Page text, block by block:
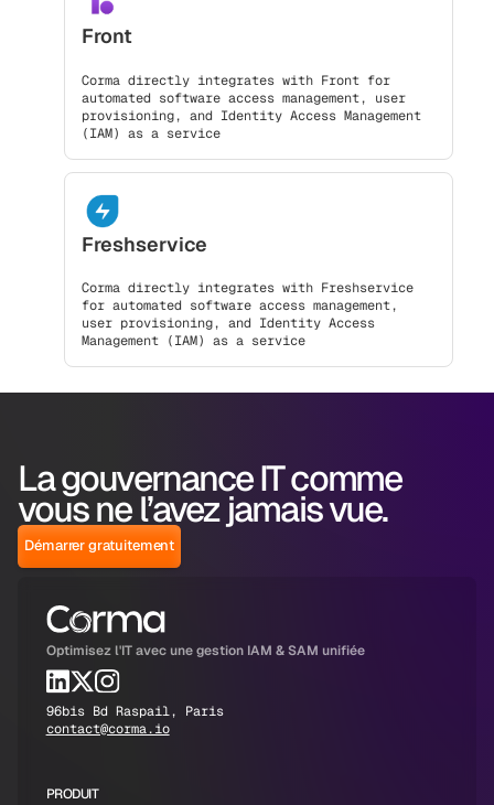
Front
Corma directly integrates with Front for
automated software access management, user
provisioning, and Identity Access Management
(IAM) as a service
Freshservice
Corma directly integrates with Freshservice
for automated software access management,
user provisioning, and Identity Access
Management (IAM) as a service
La gouvernance IT comme
vous ne l’avez jamais vue.
Démarrer gratuitement
Optimisez l'IT avec une gestion IAM & SAM unifiée
96bis Bd Raspail, Paris
contact@corma.io
PRODUIT